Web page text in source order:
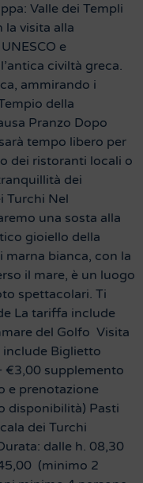
Valle dei Templi
visita alla
e
civiltà greca.
ammirando i
della
Pranzo Dopo
tempo libero per
dei ristoranti locali o
dei
Turchi Nel
una sosta alla
gioiello della
marna bianca, con la
il mare, è un luogo
spettacolari. Ti
La tariffa include
del Golfo Visita
include Biglietto
€3,00 supplemento
e prenotazione
disponibilità) Pasti
dei Turchi
dalle h. 08,30
(minimo 2